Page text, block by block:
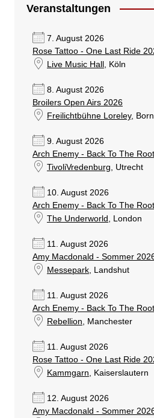
Veranstaltungen
7. August 2026
Rose Tattoo - One Last Ride
Live Music Hall, Köln
8. August 2026
Broilers Open Airs 2026
Freilichtbühne Loreley,
9. August 2026
Arch Enemy - Back To The
TivoliVredenburg , Utrecht
10. August 2026
Arch Enemy - Back To The
The Underworld , London
11. August 2026
Amy Macdonald - Sommer
Messepark, Landshut
11. August 2026
Arch Enemy - Back To The
Rebellion , Manchester
11. August 2026
Rose Tattoo - One Last Ride
Kammgarn , Kaiserslautern
12. August 2026
Amy Macdonald - Sommer